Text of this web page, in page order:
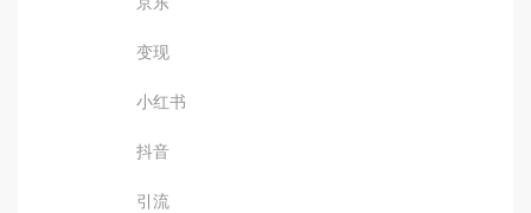
变现
小红书
抖音
引流